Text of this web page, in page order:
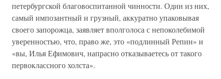
петербургской благовоспитанной чинности. Один из них,
самый импозантный и грузный, аккуратно упаковывая
своего запорожца, заявляет вполголоса с непоколебимой
уверенностью, что, право же, это «подлинный Репин» и
«вы, Илья Ефимович, напрасно отказываетесь от такого
первоклассного холста».